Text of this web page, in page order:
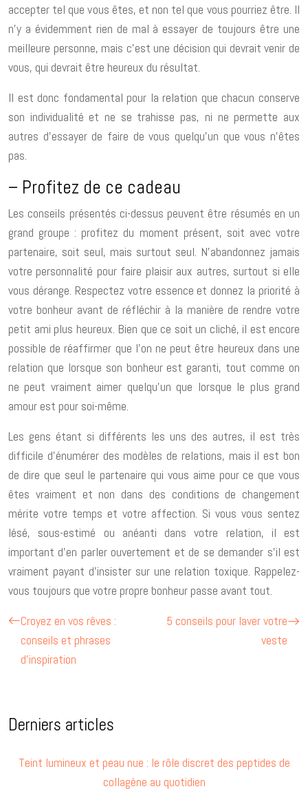
accepter tel que vous êtes, et non tel que vous pourriez être. Il
n’y a évidemment rien de mal à essayer de toujours être une
meilleure personne, mais c’est une décision qui devrait venir de
vous, qui devrait être heureux du résultat.
Il est donc fondamental pour la relation que chacun conserve
son individualité et ne se trahisse pas, ni ne permette aux
autres d’essayer de faire de vous quelqu’un que vous n’êtes
pas.
– Profitez de ce cadeau
Les conseils présentés ci-dessus peuvent être résumés en un
grand groupe : profitez du moment présent, soit avec votre
partenaire, soit seul, mais surtout seul. N’abandonnez jamais
votre personnalité pour faire plaisir aux autres, surtout si elle
vous dérange. Respectez votre essence et donnez la priorité à
votre bonheur avant de réfléchir à la manière de rendre votre
petit ami plus heureux. Bien que ce soit un cliché, il est encore
possible de réaffirmer que l’on ne peut être heureux dans une
relation que lorsque son bonheur est garanti, tout comme on
ne peut vraiment aimer quelqu’un que lorsque le plus grand
amour est pour soi-même.
Les gens étant si différents les uns des autres, il est très
difficile d’énumérer des modèles de relations, mais il est bon
de dire que seul le partenaire qui vous aime pour ce que vous
êtes vraiment et non dans des conditions de changement
mérite votre temps et votre affection. Si vous vous sentez
lésé, sous-estimé ou anéanti dans votre relation, il est
important d’en parler ouvertement et de se demander s’il est
vraiment payant d’insister sur une relation toxique. Rappelez-
vous toujours que votre propre bonheur passe avant tout.
Croyez en vos rêves :
conseils et phrases
d’inspiration
5 conseils pour laver votre
veste
Derniers articles
Teint lumineux et peau nue : le rôle discret des peptides de
collagène au quotidien